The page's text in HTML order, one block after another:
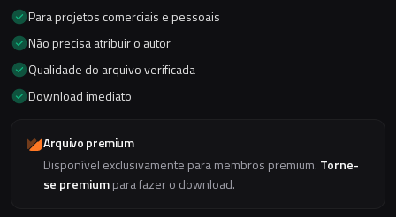
Para projetos comerciais e pessoais
Não precisa atribuir o autor
Qualidade do arquivo verificada
Download imediato
Arquivo premium
Disponível exclusivamente para membros premium. Torne-
se premiumpara fazer o download.